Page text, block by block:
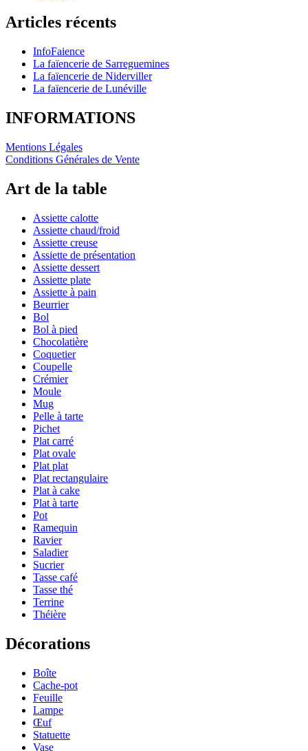
Articles récents
InfoFaience
La faïencerie de Sarreguemines
La faïencerie de Niderviller
La faïencerie de Lunéville
INFORMATIONS
Mentions Légales
Conditions Générales de Vente
Art de la table
Assiette calotte
Assiette chaud/froid
Assiette creuse
Assiette de présentation
Assiette dessert
Assiette plate
Assiette à pain
Beurrier
Bol
Bol à pied
Chocolatière
Coquetier
Coupelle
Crémier
Moule
Mug
Pelle à tarte
Pichet
Plat carré
Plat ovale
Plat plat
Plat rectangulaire
Plat à cake
Plat à tarte
Pot
Ramequin
Ravier
Saladier
Sucrier
Tasse café
Tasse thé
Terrine
Théière
Décorations
Boîte
Cache-pot
Feuille
Lampe
Œuf
Statuette
Vase